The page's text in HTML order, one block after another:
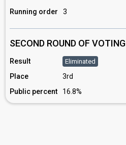
Running order
3
SECOND ROUND OF VOTING
Result Eliminated
Place
3rd
Public percent
16.8%